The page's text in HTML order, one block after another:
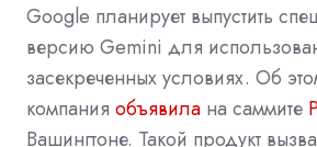
Google планирует выпустить
версию Gemini для
засекреченных условиях. Об
компания объявила на саммите
Вашингтоне. Такой продукт